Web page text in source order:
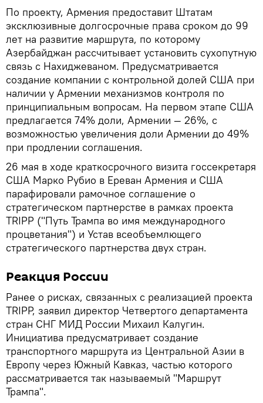
По проекту, Армения предоставит Штатам
эксклюзивные долгосрочные права сроком до 99
лет на развитие маршрута, по которому
Азербайджан рассчитывает установить сухопутную
связь с Нахиджеваном. Предусматривается
создание компании с контрольной долей США при
наличии у Армении механизмов контроля по
принципиальным вопросам. На первом этапе США
предлагается 74% доли, Армении — 26%, с
возможностью увеличения доли Армении до 49%
при продлении соглашения.
26 мая в ходе краткосрочного визита госсекретаря
США Марко Рубио в Ереван Армения и США
парафировали рамочное соглашение о
стратегическом партнерстве в рамках проекта
TRIPP ("Путь Трампа во имя международного
процветания") и Устав всеобъемлющего
стратегического партнерства двух стран.
Реакция России
Ранее о рисках, связанных с реализацией проекта
TRIPP, заявил директор Четвертого департамента
стран СНГ МИД России Михаил Калугин.
Инициатива предусматривает создание
транспортного маршрута из Центральной Азии в
Европу через Южный Кавказ, частью которого
рассматривается так называемый "Маршрут
Трампа".